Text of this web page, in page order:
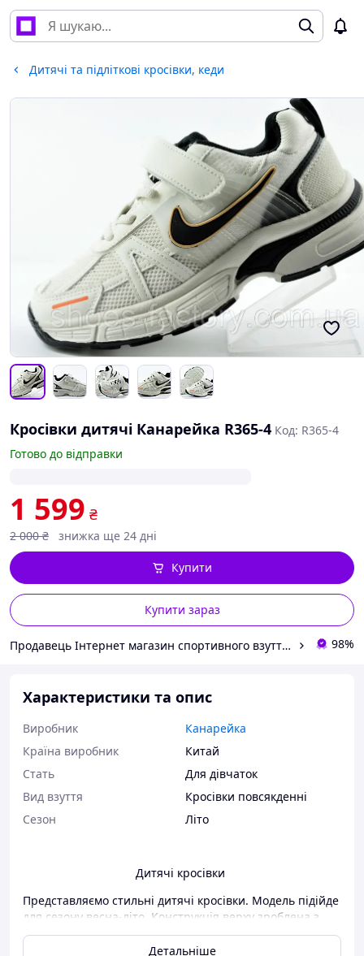
Дитячі та підліткові кросівки, кеди
Кросівки дитячі Канарейка R365-4 Код: R365-4
Готово до відправки
1 599 ₴
2 000 ₴ знижка ще 24 дні
Купити зараз
Купити
Продавець Інтернет магазин спортивного взуття Shoes-Factory 98%
Характеристики та опис
Виробник
Канарейка
Країна виробник
Китай
Стать
Для дівчаток
Вид взуття
Кросівки повсякденні
Сезон
Літо
Дитячі кросівки
Представляємо стильні дитячі кросівки. Модель підійде
для сезону весна-літо. Конструкція верху зроблена з
сітки та шкіряних елементів. Завишена підошва з
пінного матеріалу задасть легкості взуттю. Кросівки
Детальніше